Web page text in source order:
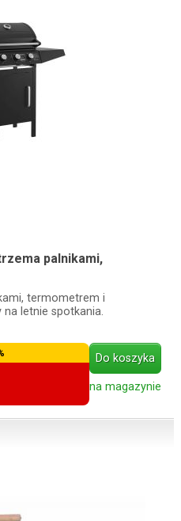
palnikami,
termometrem i
na letnie spotkania.
Do koszyka
na magazynie